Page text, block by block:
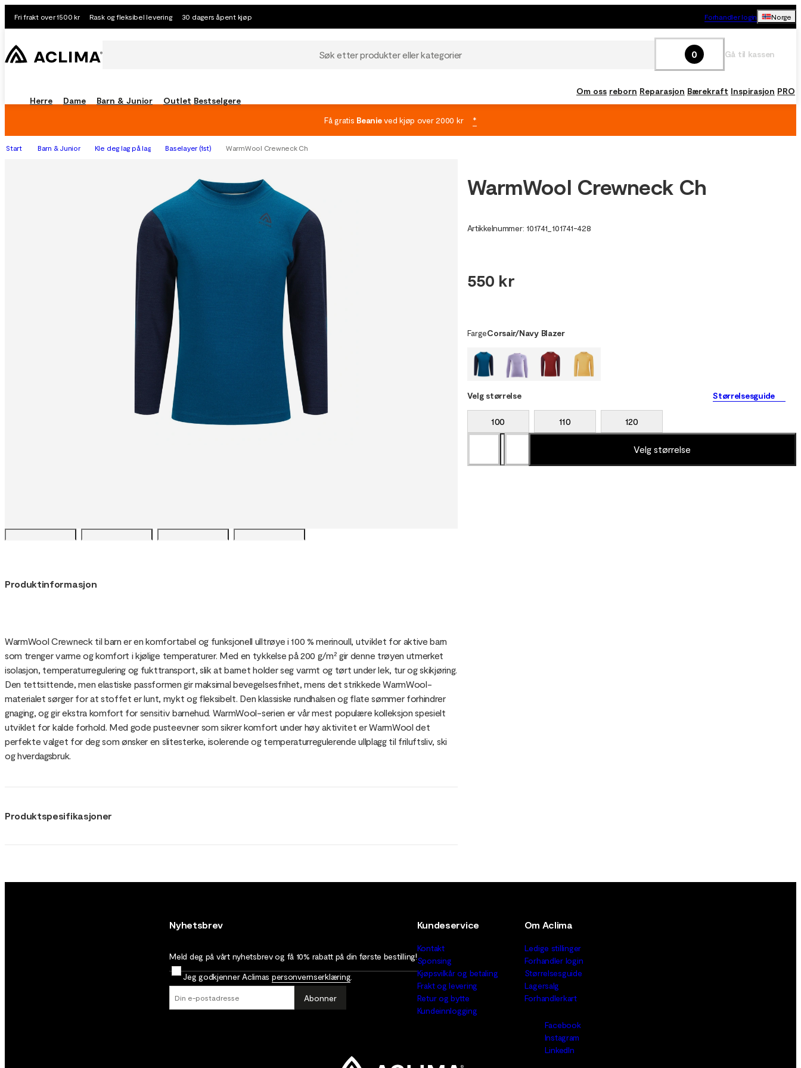
Fri frakt over 1500 kr Rask og fleksibel levering 30 dagers åpent kjøp Forhandler login Norge
Søk etter produkter eller kategorier 0 Gå til kassen
Herre Dame Barn & Junior Outlet Bestselgere
Om oss reborn Reparasjon Bærekraft Inspirasjon PRO
Få gratis Beanieved kjøp over 2000 kr *
Start Barn & Junior Kle deg lag på lag Baselayer (1st) WarmWool Crewneck Ch
Produktinformasjon
WarmWool Crewneck til barn er en komfortabel og funksjonell ulltrøye i 100 % merinoull, utviklet for aktive barn
som trenger varme og komfort i kjølige temperaturer. Med en tykkelse på 200 g/m² gir denne trøyen utmerket
isolasjon, temperaturregulering og fukttransport, slik at barnet holder seg varmt og tørt under lek, tur og skikjøring.
Den tettsittende, men elastiske passformen gir maksimal bevegelsesfrihet, mens det strikkede WarmWool-
materialet sørger for at stoffet er lunt, mykt og fleksibelt. Den klassiske rundhalsen og flate sømmer forhindrer
gnaging, og gir ekstra komfort for sensitiv barnehud. WarmWool-serien er vår mest populære kolleksjon spesielt
utviklet for kalde forhold. Med gode pusteevner som sikrer komfort under høy aktivitet er WarmWool det
perfekte valget for deg som ønsker en slitesterke, isolerende og temperaturregulerende ullplagg til friluftsliv, ski
og hverdagsbruk.
Produktspesifikasjoner
WarmWool Crewneck Ch
Artikkelnummer: 101741 101741-428
550 kr
FargeCorsair/Navy Blazer
Velg størrelse Størrelsesguide
100 110 120
Velg størrelse
Nyhetsbrev
Meld deg på vårt nyhetsbrev og få 10% rabatt på din første bestilling!
Jeg godkjenner Aclimas personvernserklæring
Abonner
Kundeservice
Kontakt
Sponsing
Kjøpsvilkår og betaling
Frakt og levering
Retur og bytte
Kundeinnlogging
Om Aclima
Ledige stillinger
Forhandler login
Størrelsesguide
Lagersalg
Forhandlerkart
Facebook
Instagram
LinkedIn